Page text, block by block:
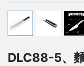
DLC88-5、